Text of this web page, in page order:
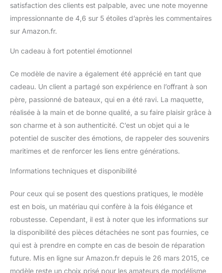
satisfaction des clients est palpable, avec une note moyenne
impressionnante de 4,6 sur 5 étoiles d’après les commentaires
sur Amazon.fr.
Un cadeau à fort potentiel émotionnel
Ce modèle de navire a également été apprécié en tant que
cadeau. Un client a partagé son expérience en l’offrant à son
père, passionné de bateaux, qui en a été ravi. La maquette,
réalisée à la main et de bonne qualité, a su faire plaisir grâce à
son charme et à son authenticité. C’est un objet qui a le
potentiel de susciter des émotions, de rappeler des souvenirs
maritimes et de renforcer les liens entre générations.
Informations techniques et disponibilité
Pour ceux qui se posent des questions pratiques, le modèle
est en bois, un matériau qui confère à la fois élégance et
robustesse. Cependant, il est à noter que les informations sur
la disponibilité des pièces détachées ne sont pas fournies, ce
qui est à prendre en compte en cas de besoin de réparation
future. Mis en ligne sur Amazon.fr depuis le 26 mars 2015, ce
modèle reste un choix prisé pour les amateurs de modélisme